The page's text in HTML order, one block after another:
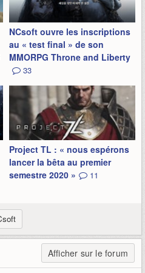
NCsoft ouvre les inscriptions
au « test final » de son
MMORPG Throne and Liberty
33
Project TL : « nous espérons
lancer la bêta au premier
semestre 2020 »
11
Afficher sur le forum